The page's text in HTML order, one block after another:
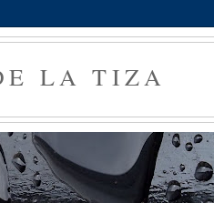
LA TIZA